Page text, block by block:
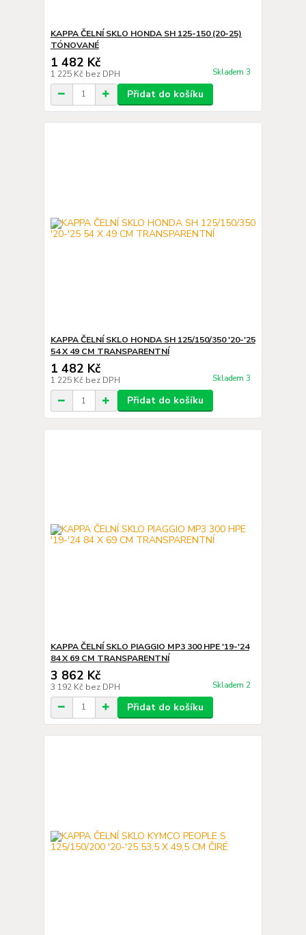
KAPPA ČELNÍ SKLO HONDA SH 125-150 (20-25)
TÓNOVANÉ
1 482 Kč
1 225 Kč bez DPH Skladem 3
Přidat do košíku
KAPPA ČELNÍ SKLO HONDA SH 125/150/350 '20-'25
54 X 49 CM TRANSPARENTNÍ
1 482 Kč
1 225 Kč bez DPH Skladem 3
Přidat do košíku
KAPPA ČELNÍ SKLO PIAGGIO MP3 300 HPE '19-'24
84 X 69 CM TRANSPARENTNÍ
3 862 Kč
3 192 Kč bez DPH Skladem 2
Přidat do košíku